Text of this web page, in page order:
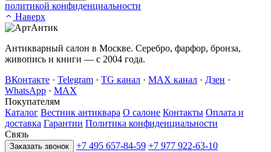
политикой конфиденциальности
Наверх
Антикварный салон в Москве. Серебро, фарфор, бронза,
живопись и книги — с 2004 года.
ВКонтакте · Telegram · TG канал · MAX канал · Дзен ·
WhatsApp · MAX
Покупателям
Каталог Вестник антиквара О салоне Контакты Оплата и
доставка Гарантии Политика конфиденциальности
Связь
Заказать звонок +7 495 657-84-59 +7 977 922-63-10